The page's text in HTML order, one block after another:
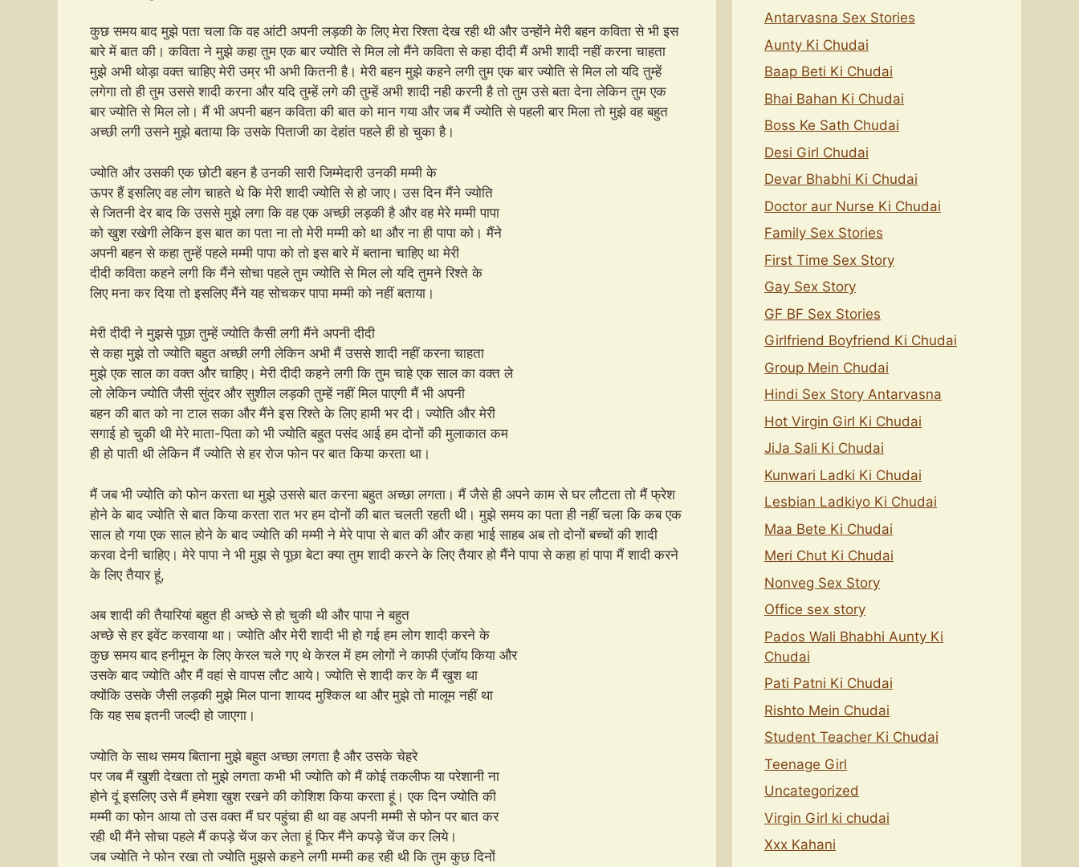
कुछ समय बाद मुझे पता चला कि वह आंटी अपनी लड़की के लिए मेरा रिश्ता देख रही थी और उन्होंने मेरी बहन कविता से भी इस
बारे में बात की। कविता ने मुझे कहा तुम एक बार ज्योति से मिल लो मैंने कविता से कहा दीदी मैं अभी शादी नहीं करना चाहता
मुझे अभी थोड़ा वक्त चाहिए मेरी उम्र भी अभी कितनी है। मेरी बहन मुझे कहने लगी तुम एक बार ज्योति से मिल लो यदि तुम्हें
लगेगा तो ही तुम उससे शादी करना और यदि तुम्हें लगे की तुम्हें अभी शादी नही करनी है तो तुम उसे बता देना लेकिन तुम एक
बार ज्योति से मिल लो। मैं भी अपनी बहन कविता की बात को मान गया और जब मैं ज्योति से पहली बार मिला तो मुझे वह बहुत
अच्छी लगी उसने मुझे बताया कि उसके पिताजी का देहांत पहले ही हो चुका है।
ज्योति और उसकी एक छोटी बहन है उनकी सारी जिम्मेदारी उनकी मम्मी के
ऊपर हैं इसलिए वह लोग चाहते थे कि मेरी शादी ज्योति से हो जाए। उस दिन मैंने ज्योति
से जितनी देर बाद कि उससे मुझे लगा कि वह एक अच्छी लड़की है और वह मेरे मम्मी पापा
को खुश रखेगी लेकिन इस बात का पता ना तो मेरी मम्मी को था और ना ही पापा को। मैंने
अपनी बहन से कहा तुम्हें पहले मम्मी पापा को तो इस बारे में बताना चाहिए था मेरी
दीदी कविता कहने लगी कि मैंने सोचा पहले तुम ज्योति से मिल लो यदि तुमने रिश्ते के
लिए मना कर दिया तो इसलिए मैंने यह सोचकर पापा मम्मी को नहीं बताया।
मेरी दीदी ने मुझसे पूछा तुम्हें ज्योति कैसी लगी मैंने अपनी दीदी
से कहा मुझे तो ज्योति बहुत अच्छी लगी लेकिन अभी मैं उससे शादी नहीं करना चाहता
मुझे एक साल का वक्त और चाहिए। मेरी दीदी कहने लगी कि तुम चाहे एक साल का वक्त ले
लो लेकिन ज्योति जैसी सुंदर और सुशील लड़की तुम्हें नहीं मिल पाएगी मैं भी अपनी
बहन की बात को ना टाल सका और मैंने इस रिश्ते के लिए हामी भर दी। ज्योति और मेरी
सगाई हो चुकी थी मेरे माता-पिता को भी ज्योति बहुत पसंद आई हम दोनों की मुलाकात कम
ही हो पाती थी लेकिन मैं ज्योति से हर रोज फोन पर बात किया करता था।
मैं जब भी ज्योति को फोन करता था मुझे उससे बात करना बहुत अच्छा लगता। मैं जैसे ही अपने काम से घर लौटता तो मैं फ्रेश
होने के बाद ज्योति से बात किया करता रात भर हम दोनों की बात चलती रहती थी। मुझे समय का पता ही नहीं चला कि कब एक
साल हो गया एक साल होने के बाद ज्योति की मम्मी ने मेरे पापा से बात की और कहा भाई साहब अब तो दोनों बच्चों की शादी
करवा देनी चाहिए। मेरे पापा ने भी मुझ से पूछा बेटा क्या तुम शादी करने के लिए तैयार हो मैंने पापा से कहा हां पापा मैं शादी करने
के लिए तैयार हूं,
अब शादी की तैयारियां बहुत ही अच्छे से हो चुकी थी और पापा ने बहुत
अच्छे से हर इवेंट करवाया था। ज्योति और मेरी शादी भी हो गई हम लोग शादी करने के
कुछ समय बाद हनीमून के लिए केरल चले गए थे केरल में हम लोगों ने काफी एंजॉय किया और
उसके बाद ज्योति और मैं वहां से वापस लौट आये। ज्योति से शादी कर के मैं खुश था
क्योंकि उसके जैसी लड़की मुझे मिल पाना शायद मुश्किल था और मुझे तो मालूम नहीं था
कि यह सब इतनी जल्दी हो जाएगा।
ज्योति के साथ समय बिताना मुझे बहुत अच्छा लगता है और उसके चेहरे
पर जब मैं खुशी देखता तो मुझे लगता कभी भी ज्योति को मैं कोई तकलीफ या परेशानी ना
होने दूं इसलिए उसे मैं हमेशा खुश रखने की कोशिश किया करता हूं। एक दिन ज्योति की
मम्मी का फोन आया तो उस वक्त मैं घर पहुंचा ही था वह अपनी मम्मी से फोन पर बात कर
रही थी मैंने सोचा पहले मैं कपड़े चेंज कर लेता हूं फिर मैंने कपड़े चेंज कर लिये।
जब ज्योति ने फोन रखा तो ज्योति मुझसे कहने लगी मम्मी कह रही थी कि तुम कुछ दिनों
Antarvasna Sex Stories
Aunty Ki Chudai
Baap Beti Ki Chudai
Bhai Bahan Ki Chudai
Boss Ke Sath Chudai
Desi Girl Chudai
Devar Bhabhi Ki Chudai
Doctor aur Nurse Ki Chudai
Family Sex Stories
First Time Sex Story
Gay Sex Story
GF BF Sex Stories
Girlfriend Boyfriend Ki Chudai
Group Mein Chudai
Hindi Sex Story Antarvasna
Hot Virgin Girl Ki Chudai
JiJa Sali Ki Chudai
Kunwari Ladki Ki Chudai
Lesbian Ladkiyo Ki Chudai
Maa Bete Ki Chudai
Meri Chut Ki Chudai
Nonveg Sex Story
Office sex story
Pados Wali Bhabhi Aunty Ki
Chudai
Pati Patni Ki Chudai
Rishto Mein Chudai
Student Teacher Ki Chudai
Teenage Girl
Uncategorized
Virgin Girl ki chudai
Xxx Kahani